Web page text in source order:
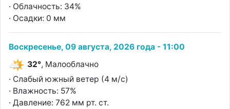
· Облачность: 34%
· Осадки: 0 мм
Воскресенье, 09 августа, 2026 года - 11:00
32°, Малооблачно
· Слабый южный ветер (4 м/с)
· Влажность: 57%
· Давление: 762 мм рт. ст.